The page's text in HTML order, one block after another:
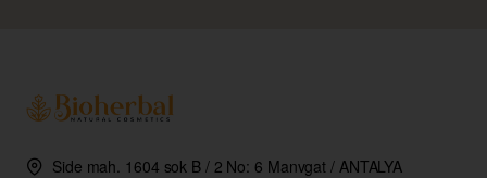
Side mah. 1604 sok B / 2 No: 6 Manvgat / ANTALYA